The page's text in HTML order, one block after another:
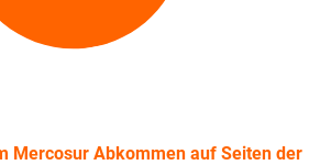
Mercosur Abkommen auf Seiten der